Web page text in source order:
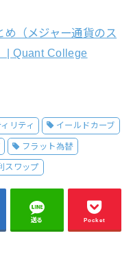
（メジャー通貨のス
| Quant College
リティ イールドカーブ
フラット為替
スワップ
送る Pocket